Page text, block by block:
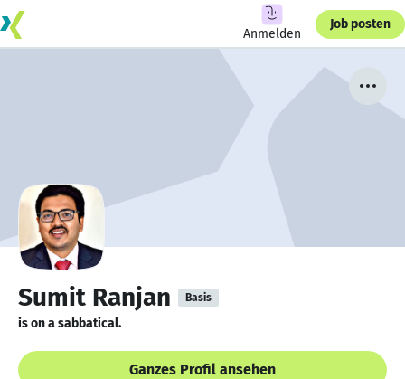
Anmelden
Job posten
Sumit Ranjan Basis
is on a sabbatical.
Ganzes Profil ansehen